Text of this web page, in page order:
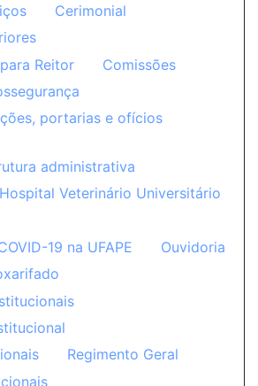
Cerimonial
Reitor
Comissões
portarias e ofícios
administrativa
Hospital Veterinário Universitário
19 na UFAPE
Ouvidoria
Regimento Geral